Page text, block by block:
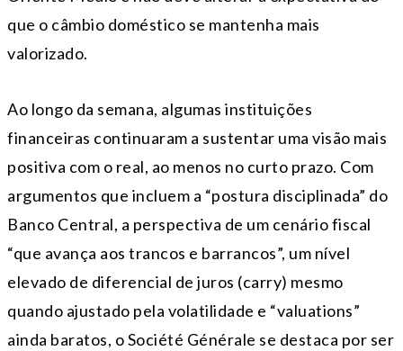
que o câmbio doméstico se mantenha mais
valorizado.
Ao longo da semana, algumas instituições
financeiras continuaram a sustentar uma visão mais
positiva com o real, ao menos no curto prazo. Com
argumentos que incluem a “postura disciplinada” do
Banco Central, a perspectiva de um cenário fiscal
“que avança aos trancos e barrancos”, um nível
elevado de diferencial de juros (carry) mesmo
quando ajustado pela volatilidade e “valuations”
ainda baratos, o Société Générale se destaca por ser